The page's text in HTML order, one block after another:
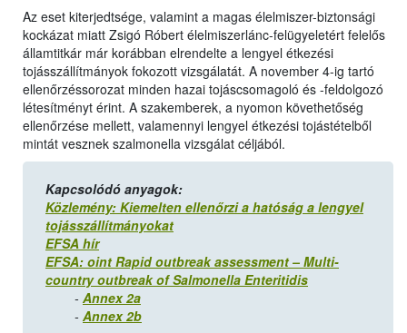
Az eset kiterjedtsége, valamint a magas élelmiszer-biztonsági
kockázat miatt Zsigó Róbert élelmiszerlánc-felügyeletért felelős
államtitkár már korábban elrendelte a lengyel étkezési
tojásszállítmányok fokozott vizsgálatát. A november 4-ig tartó
ellenőrzéssorozat minden hazai tojáscsomagoló és -feldolgozó
létesítményt érint. A szakemberek, a nyomon követhetőség
ellenőrzése mellett, valamennyi lengyel étkezési tojástételből
mintát vesznek szalmonella vizsgálat céljából.
Kapcsolódó anyagok:
Közlemény: Kiemelten ellenőrzi a hatóság a lengyel
tojásszállítmányokat
EFSA hír
EFSA: oint Rapid outbreak assessment – Multi-
country outbreak of Salmonella Enteritidis
- Annex 2a
- Annex 2b